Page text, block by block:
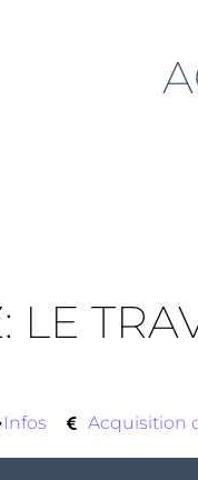
LE
Infos Acquisition